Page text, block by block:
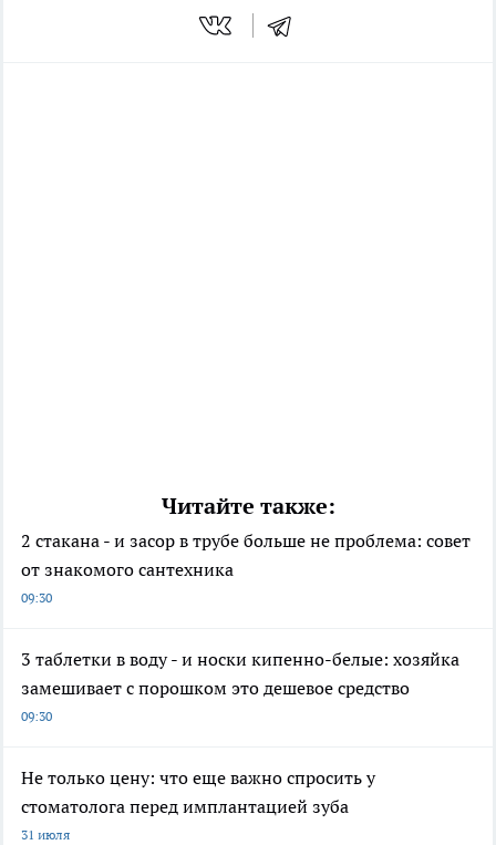
Читайте также:
2 стакана - и засор в трубе больше не проблема: совет
от знакомого сантехника
09:30
3 таблетки в воду - и носки кипенно-белые: хозяйка
замешивает с порошком это дешевое средство
09:30
Не только цену: что еще важно спросить у
стоматолога перед имплантацией зуба
31 июля